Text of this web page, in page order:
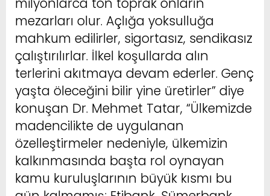
mezarları olur. Açlığa yoksulluğa
mahkum edilirler, sigortasız, sendikasız
çalıştırılırlar. İlkel koşullarda alın
terlerini akıtmaya devam ederler. Genç
yaşta öleceğini bilir yine üretirler” diye
konuşan Dr. Mehmet Tatar, “Ülkemizde
madencilikte de uygulanan
özelleştirmeler nedeniyle, ülkemizin
kalkınmasında başta rol oynayan
kamu kuruluşlarının büyük kısmı bu